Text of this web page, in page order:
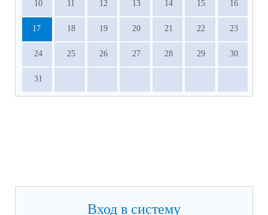
10 11 12 13 14 15 16
17 18 19 20 21 22 23
24 25 26 27 28 29 30
31
Вход в систему